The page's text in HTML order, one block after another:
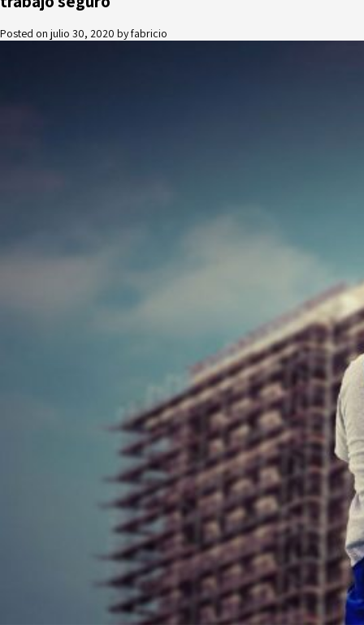
Posted on julio 30, 2020 byfabricio